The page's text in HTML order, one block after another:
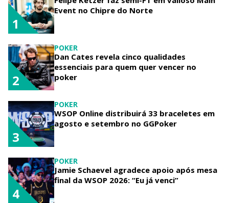
Event no Chipre do Norte
1
POKER
Dan Cates revela cinco qualidades
essenciais para quem quer vencer no
poker
2
POKER
WSOP Online distribuirá 33 braceletes em
agosto e setembro no GGPoker
3
POKER
Jamie Schaevel agradece apoio após mesa
final da WSOP 2026: “Eu já venci”
4